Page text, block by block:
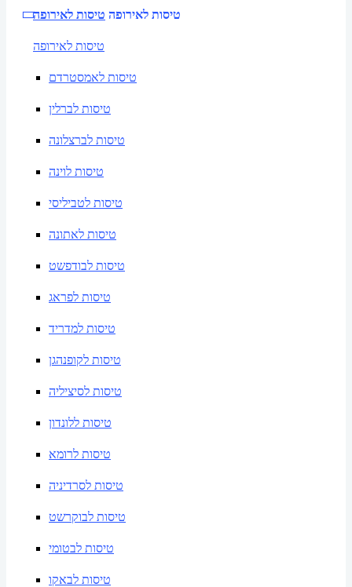
טיסות לאירופה טיסות לאירופה
טיסות לאירופה
טיסות לאמסטרדם
טיסות לברלין
טיסות לברצלונה
טיסות לוינה
טיסות לטביליסי
טיסות לאתונה
טיסות לבודפשט
טיסות לפראג
טיסות למדריד
טיסות לקופנהגן
טיסות לסיציליה
טיסות ללונדון
טיסות לרומא
טיסות לסרדיניה
טיסות לבוקרשט
טיסות לבטומי
טיסות לבאקו